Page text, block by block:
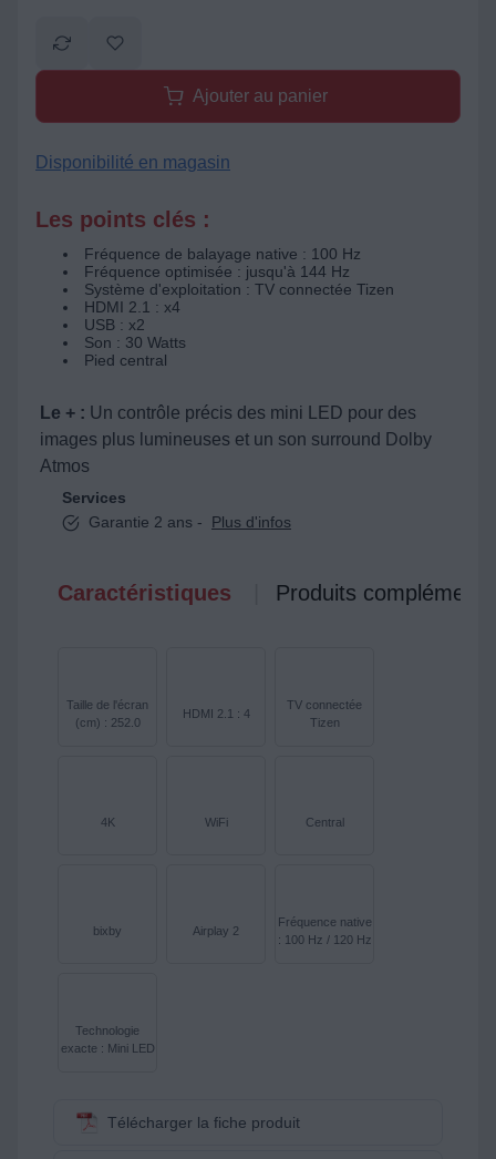
Ajouter au panier
Disponibilité en magasin
Les points clés :
Fréquence de balayage native : 100 Hz
Fréquence optimisée : jusqu'à 144 Hz
Système d'exploitation : TV connectée Tizen
HDMI 2.1 : x4
USB : x2
Son : 30 Watts
Pied central
Le + : Un contrôle précis des mini LED pour des
images plus lumineuses et un son surround Dolby
Atmos
Services
Garantie 2 ans -
Plus d'infos
Caractéristiques Produits
Taille de l'écran
(cm) : 252.0
HDMI 2.1 : 4
TV connectée
Tizen
4K WiFi Central
bixby Airplay 2
Fréquence native
: 100 Hz / 120 Hz
Technologie
exacte : Mini LED
Télécharger la fiche produit